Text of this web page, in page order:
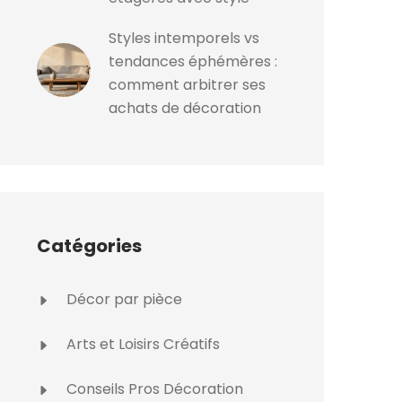
Styles intemporels vs
tendances éphémères :
comment arbitrer ses
achats de décoration
Catégories
Décor par pièce
Arts et Loisirs Créatifs
Conseils Pros Décoration